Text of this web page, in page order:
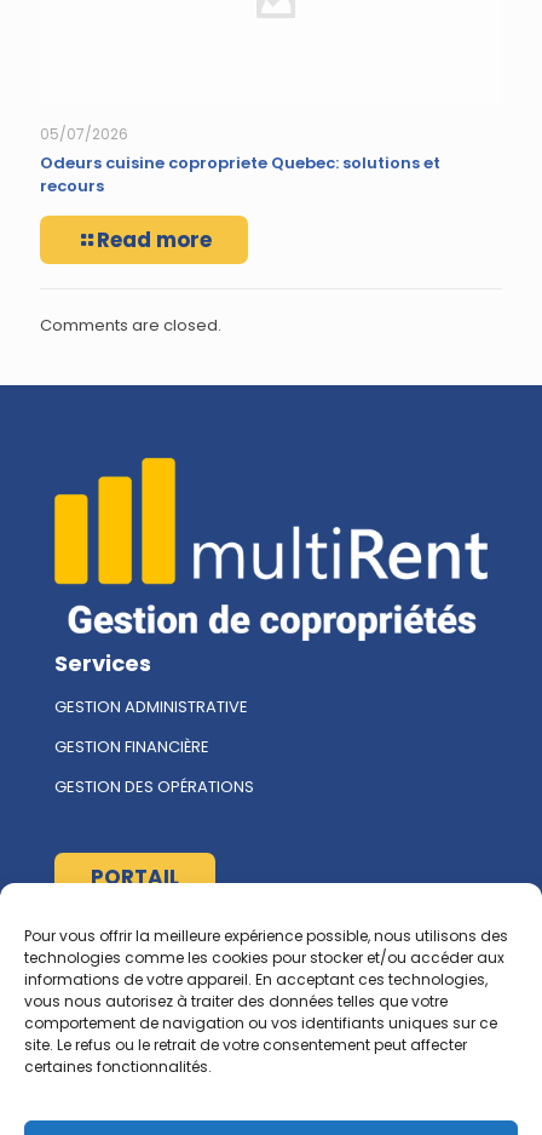
Pour vous offrir la meilleure expérience possible, nous utilisons des
technologies comme les cookies pour stocker et/ou accéder aux
informations de votre appareil. En acceptant ces technologies,
vous nous autorisez à traiter des données telles que votre
comportement de navigation ou vos identifiants uniques sur ce
site. Le refus ou le retrait de votre consentement peut affecter
certaines fonctionnalités.
05/07/2026
Odeurs cuisine copropriete Quebec: solutions et
recours
Read more
Comments are closed.
Services
GESTION ADMINISTRATIVE
GESTION FINANCIÈRE
GESTION DES OPÉRATIONS
PORTAIL
À propos
L'ÉQUIPE MULTIRENT
NOUS CONTACTER